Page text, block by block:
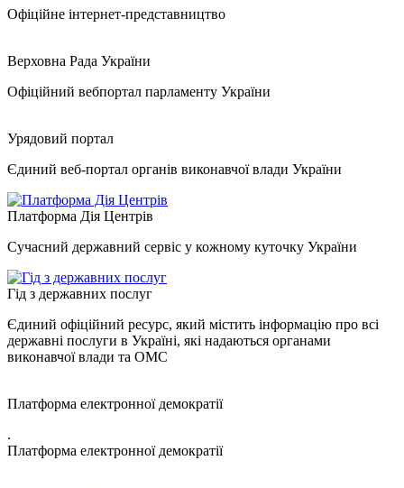
Офіційне інтернет-представництво
Верховна Рада України
Офіційний вебпортал парламенту України
Урядовий портал
Єдиний веб-портал органів виконавчої влади України
Платформа Дія Центрів
Сучасний державний сервіс у кожному куточку України
Гід з державних послуг
Єдиний офіційний ресурс, який містить інформацію про всі
державні послуги в Україні, які надаються органами
виконавчої влади та ОМС
Платформа електронної демократії
.
Платформа електронної демократії